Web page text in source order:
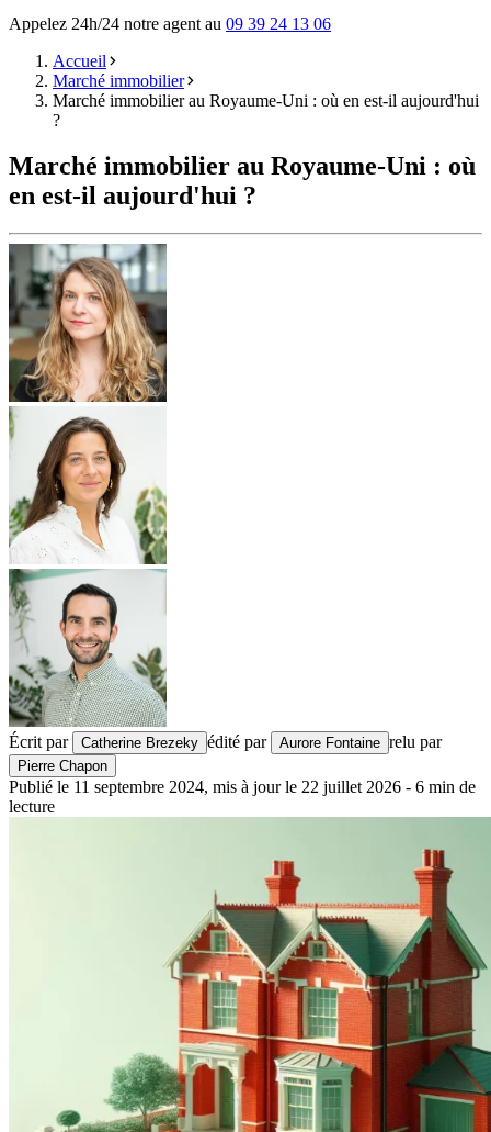
Appelez 24h/24 notre agent au 09 39 24 13 06
Accueil
Marché immobilier
Marché immobilier au Royaume-Uni : où en est-il aujourd'hui
?
Marché immobilier au Royaume-Uni : où
en est-il aujourd'hui ?
Écrit par Catherine Brezeky édité par Aurore Fontaine relu par
Pierre Chapon
Publié le 11 septembre 2024, mis à jour le 22 juillet 2026 - 6 min de
lecture